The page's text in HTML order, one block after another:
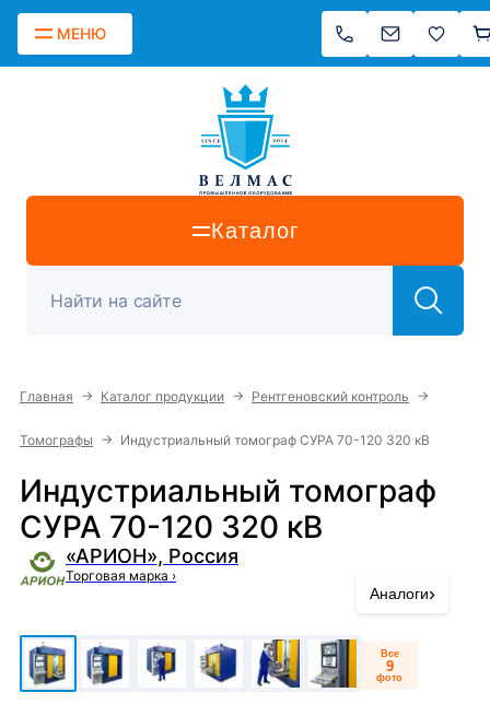
МЕНЮ
Каталог
Главная → Каталог продукции → Рентгеновский контроль →
Томографы → Индустриальный томограф СУРА 70-120 320 кВ
Индустриальный томограф
СУРА 70-120 320 кВ
«АРИОН», Россия
Торговая марка ›
Все
9
фото
Аналоги›